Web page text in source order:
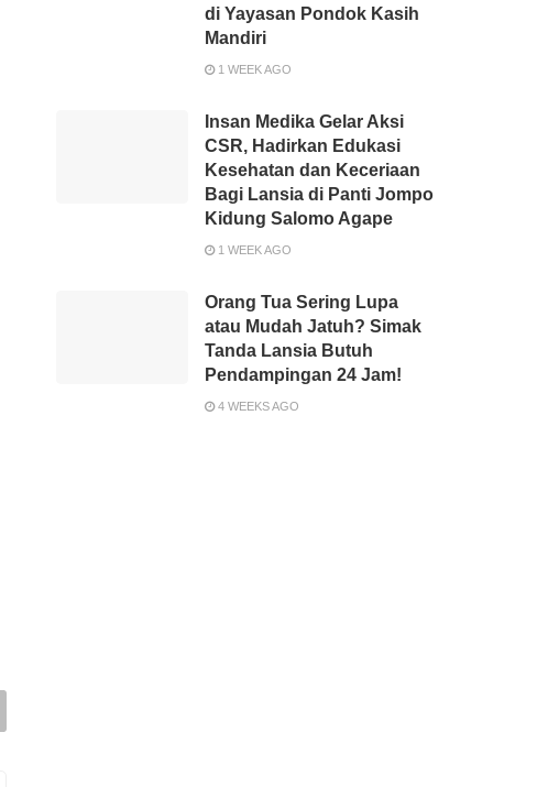
di Yayasan Pondok Kasih
Mandiri
1 WEEK AGO
Insan Medika Gelar Aksi
CSR, Hadirkan Edukasi
Kesehatan dan Keceriaan
Bagi Lansia di Panti Jompo
Kidung Salomo Agape
1 WEEK AGO
Orang Tua Sering Lupa
atau Mudah Jatuh? Simak
Tanda Lansia Butuh
Pendampingan 24 Jam!
4 WEEKS AGO